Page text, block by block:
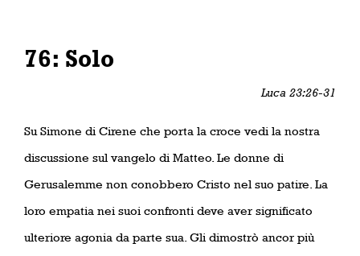
76: Solo
Luca 23:26-31
Su Simone di Cirene che porta la croce vedi la nostra
discussione sul vangelo di Matteo. Le donne di
Gerusalemme non conobbero Cristo nel suo patire. La
loro empatia nei suoi confronti deve aver significato
ulteriore agonia da parte sua. Gli dimostrò ancor più